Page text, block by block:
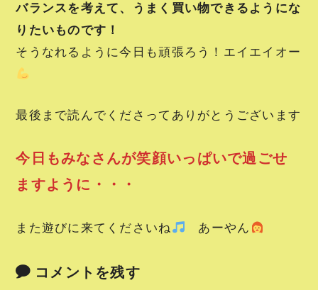
バランスを考えて、うまく買い物できるようにな
りたいものです！
そうなれるように今日も頑張ろう！エイエイオー
最後まで読んでくださってありがとうございます
今日もみなさんが笑顔いっぱいで過ごせ
ますように・・・
また遊びに来てくださいね あーやん
コメントを残す